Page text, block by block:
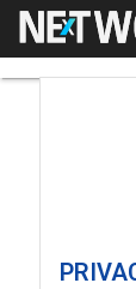
Menu